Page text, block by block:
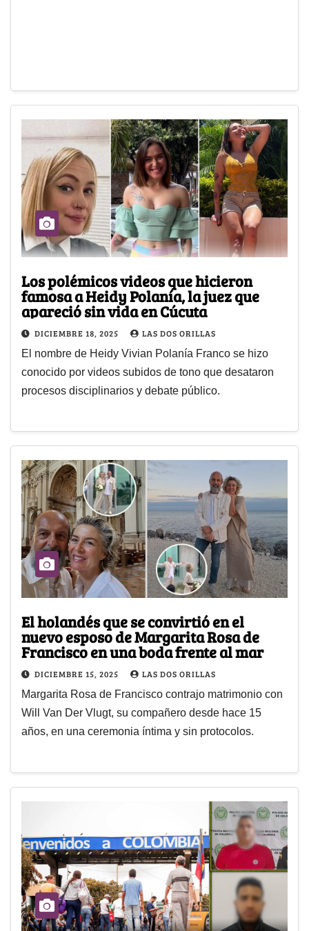
Los polémicos videos que hicieron
famosa a Heidy Polanía, la juez que
apareció sin vida en Cúcuta
DICIEMBRE 18, 2025 LAS DOS ORILLAS
El nombre de Heidy Vivian Polanía Franco se hizo
conocido por videos subidos de tono que desataron
procesos disciplinarios y debate público.
El holandés que se convirtió en el
nuevo esposo de Margarita Rosa de
Francisco en una boda frente al mar
DICIEMBRE 15, 2025 LAS DOS ORILLAS
Margarita Rosa de Francisco contrajo matrimonio con
Will Van Der Vlugt, su compañero desde hace 15
años, en una ceremonia íntima y sin protocolos.